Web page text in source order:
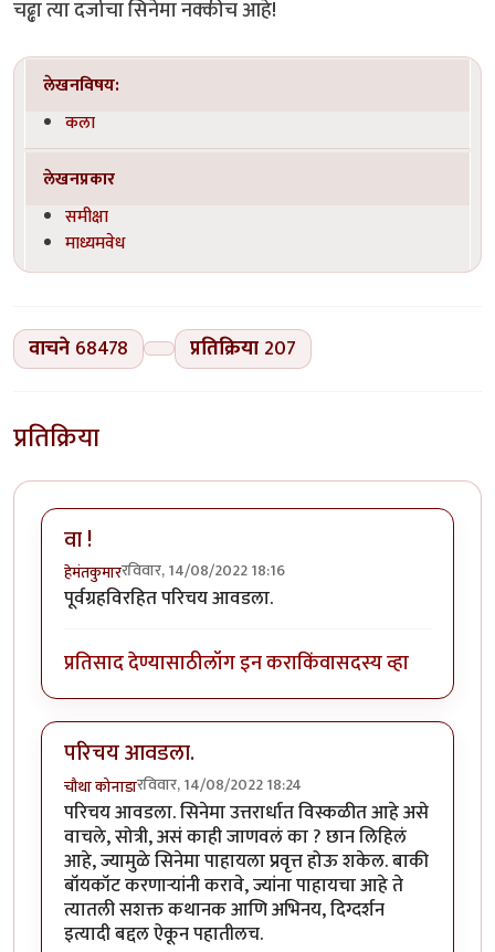
चढ्ढा त्या दर्जाचा सिनेमा नक्कीच आहे!
लेखनविषय:
कला
लेखनप्रकार
समीक्षा
माध्यमवेध
वाचने 68478 प्रतिक्रिया 207
प्रतिक्रिया
वा !
हेमंतकुमाररविवार, 14/08/2022 18:16
पूर्वग्रहविरहित परिचय आवडला.
प्रतिसाद देण्यासाठीलॉग इन कराकिंवासदस्य व्हा
परिचय आवडला.
चौथा कोनाडारविवार, 14/08/2022 18:24
परिचय आवडला. सिनेमा उत्तरार्धात विस्कळीत आहे असे
वाचले, सोत्री, असं काही जाणवलं का ? छान लिहिलं
आहे, ज्यामुळे सिनेमा पाहायला प्रवृत्त होऊ शकेल. बाकी
बॉयकॉट करणाऱ्यांनी करावे, ज्यांना पाहायचा आहे ते
त्यातली सशक्त कथानक आणि अभिनय, दिग्दर्शन
इत्यादी बद्दल ऐकून पहातीलच.